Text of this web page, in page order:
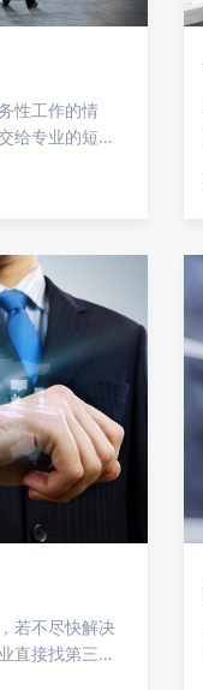
性工作的情
给专业的短期
，那么怎么选
若不尽快解决
直接找第三方